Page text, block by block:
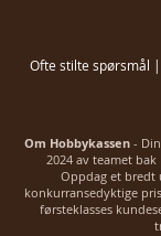
Ofte stilte spørsmål |
Om Hobbykassen- Din
2024 av teamet bak
Oppdag et bredt
konkurransedyktige
førsteklasses